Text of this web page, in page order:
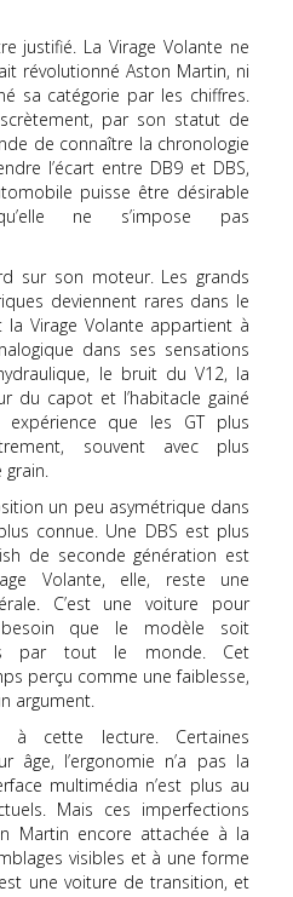
justifié. La Virage Volante ne
révolutionné Aston Martin, ni
sa catégorie par les chiffres.
par son statut de
de connaître la chronologie
l’écart entre DB9 et DBS,
puisse être désirable
ne s’impose pas
sur son moteur. Les grands
deviennent rares dans le
la Virage Volante appartient à
dans ses sensations
le bruit du V12, la
du capot et l’habitacle gainé
que les GT plus
souvent avec plus
grain.
un peu asymétrique dans
connue. Une DBS est plus
de seconde génération est
Volante, elle, reste une
C’est une voiture pour
que le modèle soit
par tout le monde. Cet
perçu comme une faiblesse,
argument.
à cette lecture. Certaines
âge, l’ergonomie n’a pas la
multimédia n’est plus au
Mais ces imperfections
Martin encore attachée à la
visibles et à une forme
une voiture de transition, et